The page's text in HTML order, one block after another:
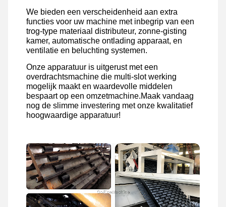
We bieden een verscheidenheid aan extra
functies voor uw machine met inbegrip van een
trog-type materiaal distributeur, zonne-gisting
kamer, automatische ontlading apparaat, en
ventilatie en beluchting systemen.
Onze apparatuur is uitgerust met een
overdrachtsmachine die multi-slot werking
mogelijk maakt en waardevolle middelen
bespaart op een omzetmachine.Maak vandaag
nog de slimme investering met onze kwalitatief
hoogwaardige apparatuur!